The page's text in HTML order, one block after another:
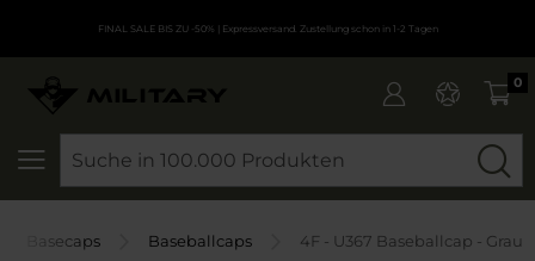
FINAL SALE BIS ZU -50% | Expressversand. Zustellung schon in 1-2 Tagen
0
Basecaps Baseballcaps 4F - U367 Baseballcap - Grau